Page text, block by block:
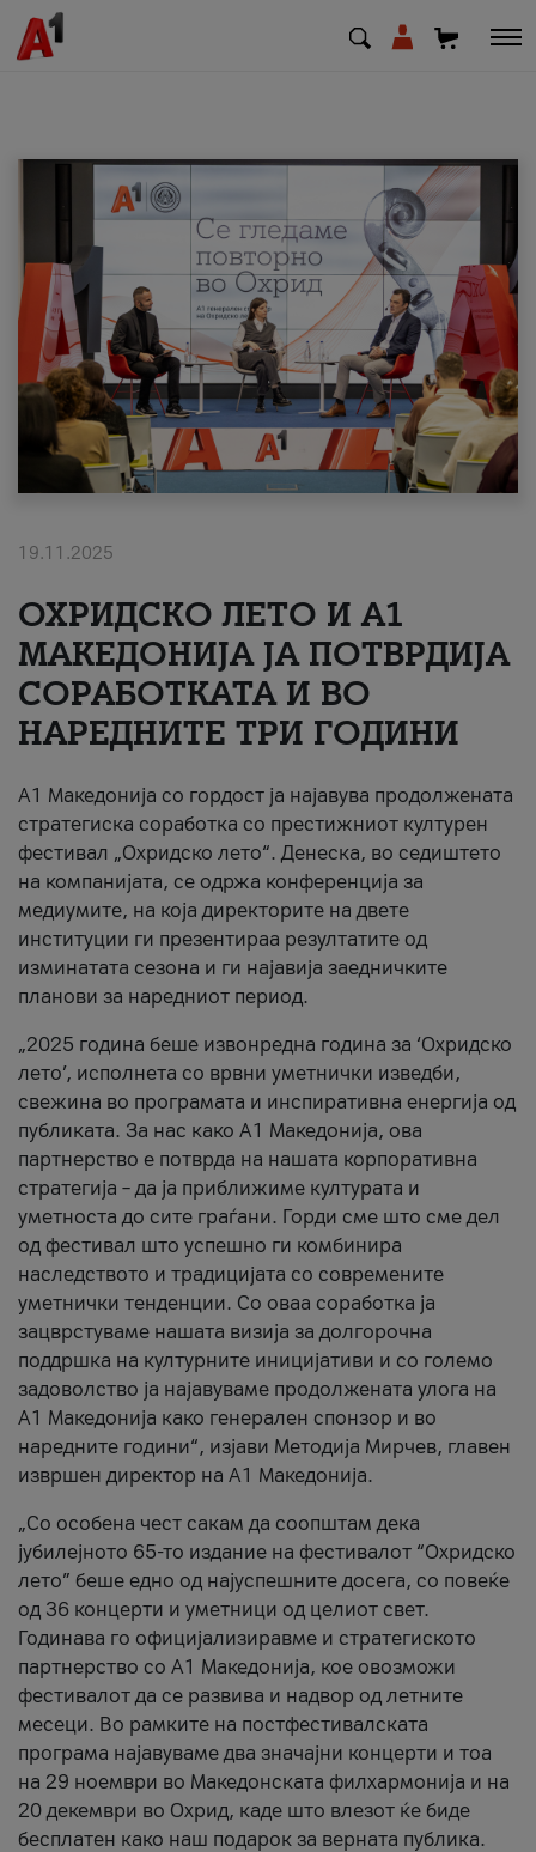
МК SQ
Приватни Деловни
Поддршка
Надополни кредит
#ПодобарОнлајн
19.11.2025
ОХРИДСКО ЛЕТО И A1
МАКЕДОНИЈА ЈА ПОТВРДИЈА
СОРАБОТКАТА И ВО
НАРЕДНИТЕ ТРИ ГОДИНИ
A1 Македонија со гордост ја најавува продолжената
стратегиска соработка со престижниот културен
фестивал „Охридско лето“. Денеска, во седиштето
на компанијата, се одржа конференција за
медиумите, на која директорите на двете
институции ги презентираа резултатите од
изминатата сезона и ги најавија заедничките
планови за наредниот период.
„2025 година беше извонредна година за ‘Охридско
лето’, исполнета со врвни уметнички изведби,
свежина во програмата и инспиративна енергија од
публиката. За нас како A1 Македонија, ова
партнерство е потврда на нашата корпоративна
стратегија – да ја приближиме културата и
уметноста до сите граѓани. Горди сме што сме дел
од фестивал што успешно ги комбинира
наследството и традицијата со современите
уметнички тенденции. Со оваа соработка ја
зацврстуваме нашата визија за долгорочна
поддршка на културните иницијативи и со големо
задоволство ја најавуваме продолжената улога на
A1 Македонија како генерален спонзор и во
наредните години“, изјави Методија Мирчев, главен
извршен директор на A1 Македонија.
„Со особена чест сакам да соопштам дека
јубилејното 65-то издание на фестивалот “Охридско
лето” беше едно од најуспешните досега, со повеќе
од 36 концерти и уметници од целиот свет.
Годинава го официјализиравме и стратегиското
партнерство со А1 Македонија, кое овозможи
фестивалот да се развива и надвор од летните
месеци. Во рамките на постфестивалската
програма најавуваме два значајни концерти и тоа
на 29 ноември во Македонската филхармонија и на
20 декември во Охрид, каде што влезот ќе биде
бесплатен како наш подарок за верната публика.